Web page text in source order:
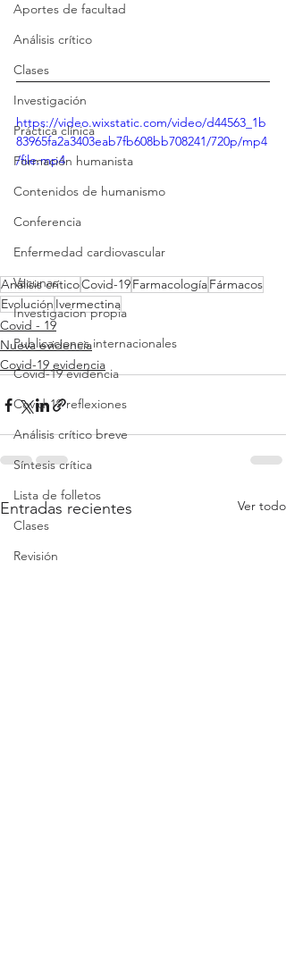
Aportes de facultad
Análisis crítico
Clases
Investigación
Práctica clínica
Formación humanista
Contenidos de humanismo
Conferencia
Enfermedad cardiovascular
Vacunas
Investigacion propia
Publicaciones internacionales
Covid-19 evidencia
Covid-19 reflexiones
Análisis crítico breve
Síntesis crítica
Lista de folletos
Clases
Revisión
https://video.wixstatic.com/video/d44563_1b
83965fa2a3403eab7fb608bb708241/720p/mp4
/file.mp4
Análisis críticoCovid-19FarmacologíaFármacos
Evolución Ivermectina
Covid - 19
Nueva evidencia
Covid-19 evidencia
Entradas recientes Ver todo